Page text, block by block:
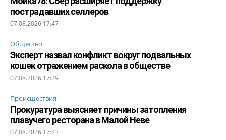
пострадавших селлеров
07.08.2026 17:47
Общество
Эксперт назвал конфликт вокруг подвальных
кошек отражением раскола в обществе
07.08.2026 17:29
Происшествия
Прокуратура выясняет причины затопления
плавучего ресторана в Малой Неве
07.08.2026 17:23